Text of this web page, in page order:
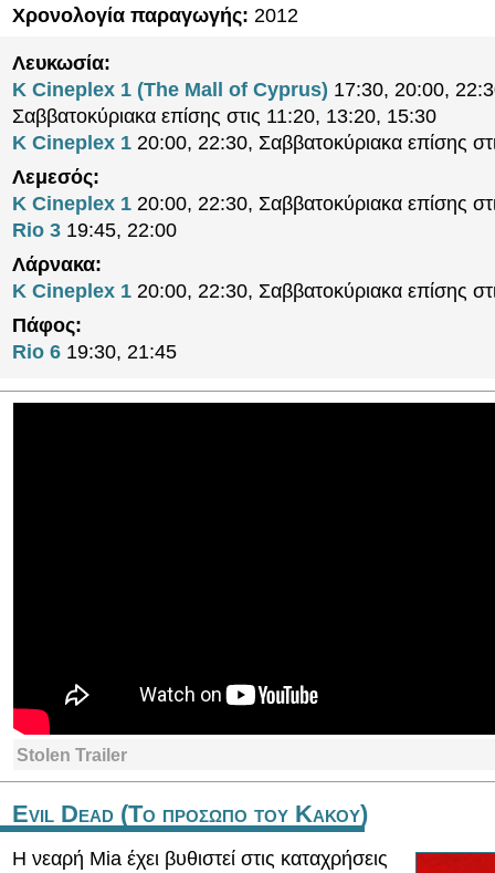
Χρονολογία παραγωγής: 2012
Λευκωσία:
K Cineplex 1 (The Mall of Cyprus) 17:30, 20:00,
Σαββατοκύριακα επίσης στις 11:20, 13:20, 15:30
K Cineplex 1 20:00, 22:30, Σαββατοκύριακα επίσης
Λεμεσός:
K Cineplex 1 20:00, 22:30, Σαββατοκύριακα επίσης
Rio 3 19:45, 22:00
Λάρνακα:
K Cineplex 1 20:00, 22:30, Σαββατοκύριακα επίσης
Πάφος:
Rio 6 19:30, 21:45
Stolen Trailer
Evil Dead (Το προσωπο του Κακου)
Η νεαρή Mia έχει βυθιστεί στις καταχρήσεις